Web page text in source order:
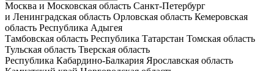
Москва и Московская область Санкт-Петербург
и Ленинградская область Орловская область Кемеровская
область Республика Адыгея
Тамбовская область Республика Татарстан Томская область
Тульская область Тверская область
Республика Кабардино-Балкария Ярославская область